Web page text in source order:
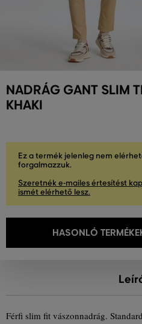
NADRÁG GANT SLIM
KHAKI
Ez a termék jelenleg nem
forgalmazzuk.
Szeretnék e-mailes értesítést
ismét elérhető lesz.
HASONLÓ
Férfi slim fit vászonnadrág.